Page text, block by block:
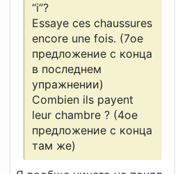
“i”?
Essaye ces chaussures
encore une fois. (7ое
предложение с конца
в последнем
упражнении)
Combien ils payent
leur chambre ? (4ое
предложение с конца
там же)